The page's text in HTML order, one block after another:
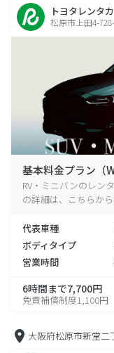
トヨタレンタ
松原市上田4-
基本料金プラン（
RV・ミニバンのレン
の詳細は、こちらか
代表車種
ボディタイプ
営業時間
6時間まで7,700円
免責補償制度1,100円
大阪府松原市新堂二